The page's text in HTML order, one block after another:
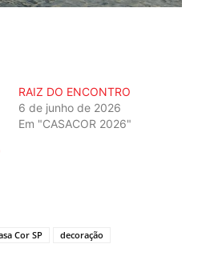
RAIZ DO ENCONTRO
6 de junho de 2026
Em "CASACOR 2026"
Cor SP
decoração